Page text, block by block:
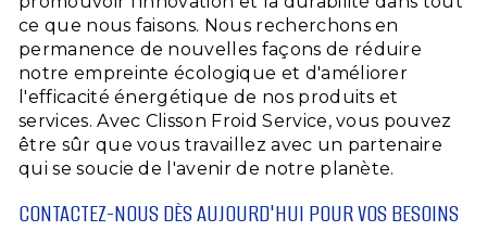
ce que nous faisons. Nous recherchons en
permanence de nouvelles façons de réduire
notre empreinte écologique et d'améliorer
l'efficacité énergétique de nos produits et
services. Avec Clisson Froid Service, vous pouvez
être sûr que vous travaillez avec un partenaire
qui se soucie de l'avenir de notre planète.
CONTACTEZ-NOUS DÈS AUJOURD'HUI POUR VOS BESOINS